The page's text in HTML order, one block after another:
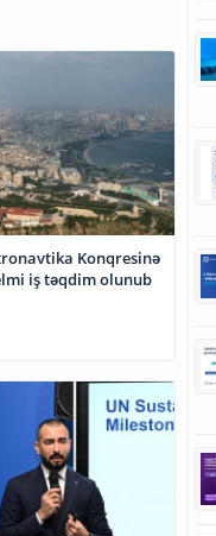
Konqresinə
iş təqdim olunub